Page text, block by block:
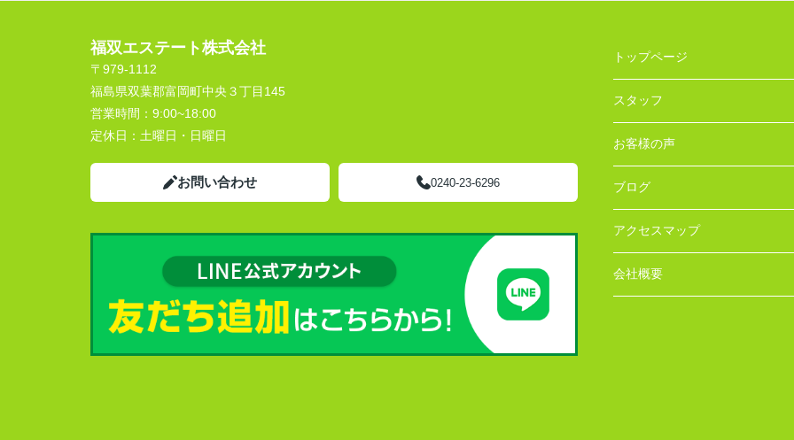
福双エステート株式会社
〒979-1112
福島県双葉郡富岡町中央３丁目145
営業時間： 9:00~18:00
定休日： 土曜日・日曜日
お問い合わせ 0240-23-6296
トップページ
スタッフ
お客様の声
ブログ
アクセスマップ
会社概要